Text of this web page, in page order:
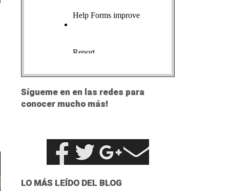
Sígueme en en las redes para
conocer mucho más!
LO MÁS LEÍDO DEL BLOG